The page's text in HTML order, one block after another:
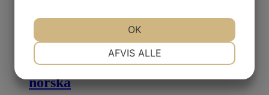
23351 GAMLA MÅTT o VIKTER
norskaMARKETING
AFVIS ALLE
OK